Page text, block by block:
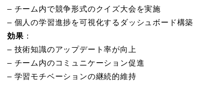
– チーム内で競争形式のクイズ大会を実施
– 個人の学習進捗を可視化するダッシュボード構築
効果 ：
– 技術知識のアップデート率が向上
– チーム内のコミュニケーション促進
– 学習モチベーションの継続的維持